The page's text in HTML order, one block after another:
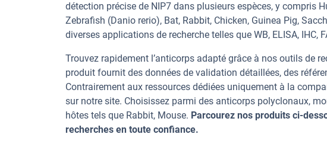
détection précise de NIP7 dans plusieurs espèces, y compris
Zebrafish (Danio rerio), Bat, Rabbit, Chicken, Guinea Pig,
diverses applications de recherche telles que WB, ELISA, IHC,
Trouvez rapidement l’anticorps adapté grâce à nos outils de
produit fournit des données de validation détaillées, des
Contrairement aux ressources dédiées uniquement à la
sur notre site. Choisissez parmi des anticorps polyclonaux,
hôtes tels que Rabbit, Mouse. Parcourez nos produits ci-
recherches en toute confiance.